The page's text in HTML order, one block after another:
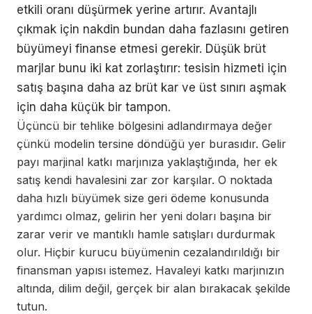
etkili oranı düşürmek yerine artırır. Avantajlı
çıkmak için nakdin bundan daha fazlasını getiren
büyümeyi finanse etmesi gerekir. Düşük brüt
marjlar bunu iki kat zorlaştırır: tesisin hizmeti için
satış başına daha az brüt kar ve üst sınırı aşmak
için daha küçük bir tampon.
Üçüncü bir tehlike bölgesini adlandırmaya değer
çünkü modelin tersine döndüğü yer burasıdır. Gelir
payı marjinal katkı marjınıza yaklaştığında, her ek
satış kendi havalesini zar zor karşılar. O noktada
daha hızlı büyümek size geri ödeme konusunda
yardımcı olmaz, gelirin her yeni doları başına bir
zarar verir ve mantıklı hamle satışları durdurmak
olur. Hiçbir kurucu büyümenin cezalandırıldığı bir
finansman yapısı istemez. Havaleyi katkı marjınızın
altında, dilim değil, gerçek bir alan bırakacak şekilde
tutun.